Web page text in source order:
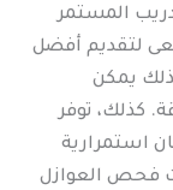
المستمر
لتقديم أفضل
يمكن
كذلك، توفر
استمرارية
فحص العوازل